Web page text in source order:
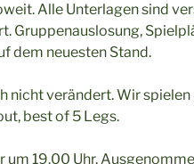
Alle Unterlagen sind
Gruppenauslosung,
dem neuesten Stand.
nicht verändert. Wir
best of 5 Legs.
19.00 Uhr.